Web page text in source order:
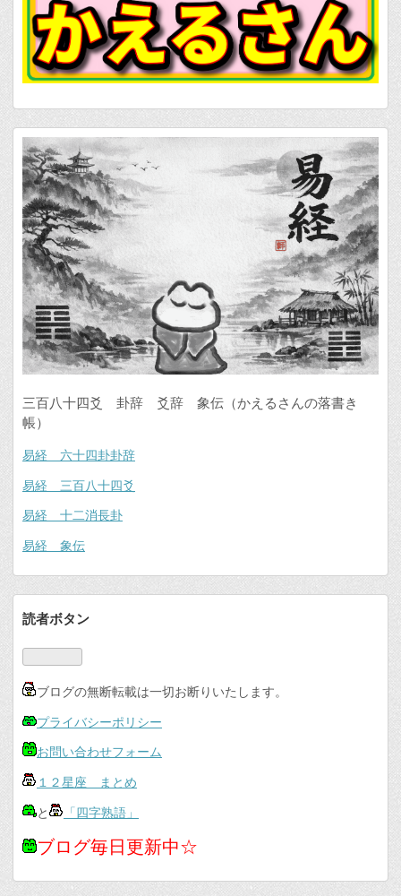
三百八十四爻 卦辞 爻辞 象伝（かえるさんの落書き
帳）
易経 六十四卦卦辞
易経 三百八十四爻
易経 十二消長卦
易経 象伝
読者ボタン
ブログの無断転載は一切お断りいたします。
プライバシーポリシー
お問い合わせフォーム
１２星座 まとめ
と
「四字熟語」
ブログ毎日更新中☆